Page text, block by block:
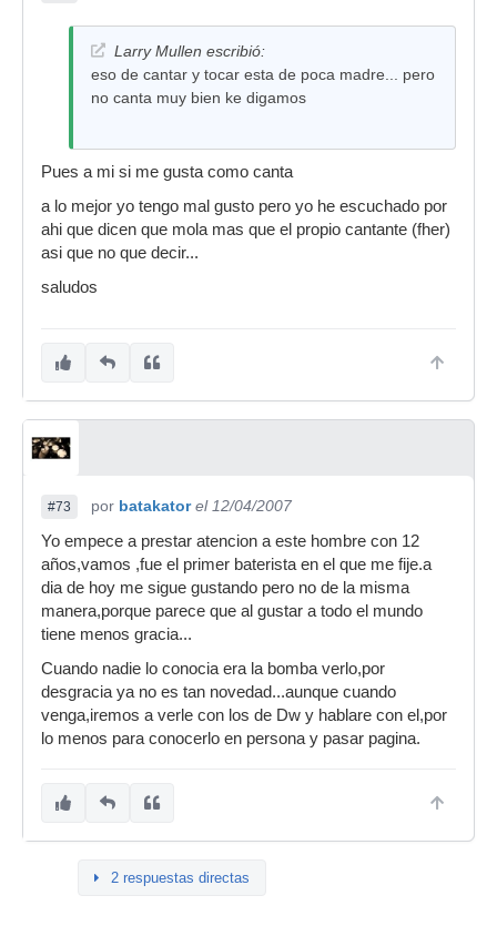
Larry Mullen escribió:
eso de cantar y tocar esta de poca madre... pero
no canta muy bien ke digamos
Pues a mi si me gusta como canta
a lo mejor yo tengo mal gusto pero yo he escuchado por
ahi que dicen que mola mas que el propio cantante (fher)
asi que no que decir...
saludos
#73 por batakator el 12/04/2007
Yo empece a prestar atencion a este hombre con 12
años,vamos ,fue el primer baterista en el que me fije.a
dia de hoy me sigue gustando pero no de la misma
manera,porque parece que al gustar a todo el mundo
tiene menos gracia...
Cuando nadie lo conocia era la bomba verlo,por
desgracia ya no es tan novedad...aunque cuando
venga,iremos a verle con los de Dw y hablare con el,por
lo menos para conocerlo en persona y pasar pagina.
2 respuestas directas